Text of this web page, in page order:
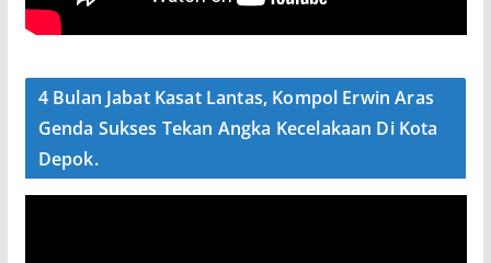
4 Bulan Jabat Kasat Lantas, Kompol Erwin Aras
Genda Sukses Tekan Angka Kecelakaan Di Kota
Depok.